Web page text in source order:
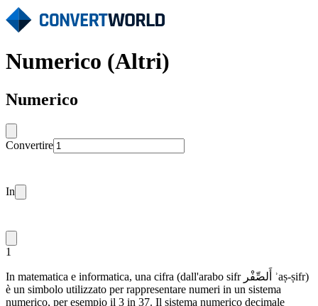
Numerico (Altri)
Numerico
Convertire
In
1
In matematica e informatica, una cifra (dall'arabo sifr أَلصِّفْر ʾaṣ-ṣifr)
è un simbolo utilizzato per rappresentare numeri in un sistema
numerico, per esempio il 3 in 37. Il sistema numerico decimale